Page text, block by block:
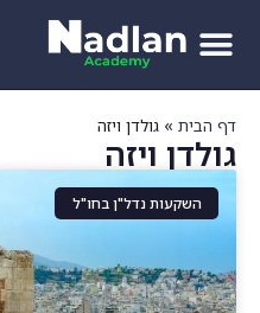
דף הבית » גולדן ויזה
גולדן ויזה
השקעות נדל"ן בחו"ל